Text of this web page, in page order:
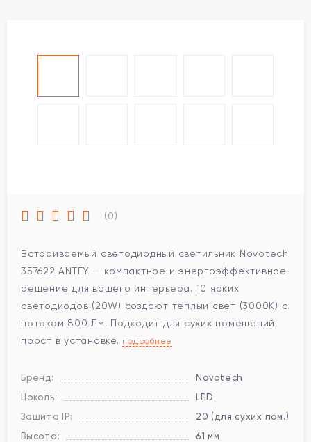
(0)
Встраиваемый светодиодный светильник Novotech
357622 ANTEY — компактное и энергоэффективное
решение для вашего интерьера. 10 ярких
светодиодов (20W) создают тёплый свет (3000K) с
потоком 800 Лм. Подходит для сухих помещений,
прост в установке. подробнее
Бренд:
Novotech
Цоколь:
LED
Защита IP:
20 (для сухих пом.)
Высота:
61 мм